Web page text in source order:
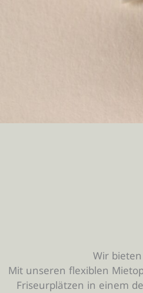
Wir
Mit unseren flexiblen
Friseurplätzen in einem